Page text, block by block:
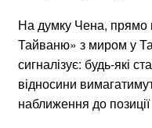
На думку Чена, прямо
Тайваню» з миром у
сигналізує: будь-які
відносини
наближення до